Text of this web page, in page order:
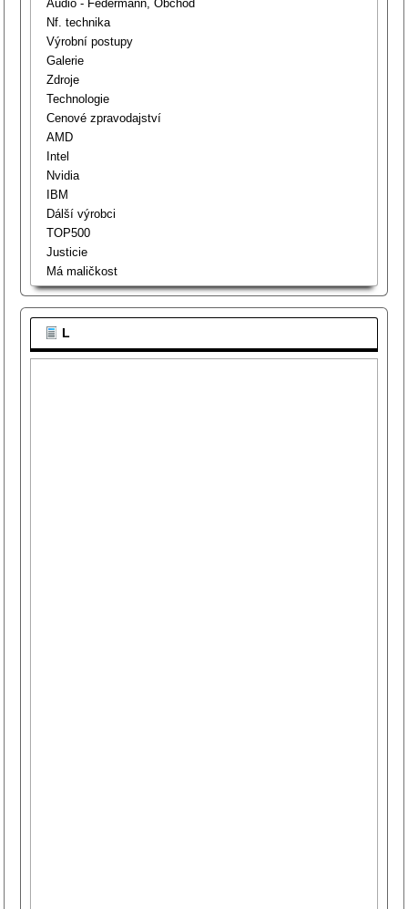
Audio - Federmann, Obchod
Nf. technika
Výrobní postupy
Galerie
Zdroje
Technologie
Cenové zpravodajství
AMD
Intel
Nvidia
IBM
Dálší výrobci
TOP500
Justicie
Má maličkost
L